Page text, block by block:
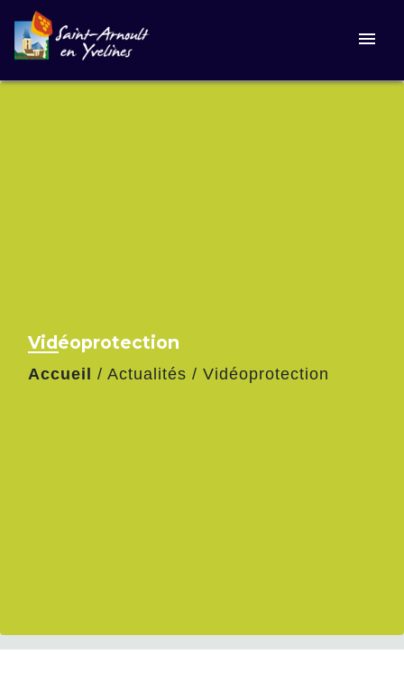
menu
Vidéoprotection
Accueil / Actualités / Vidéoprotection